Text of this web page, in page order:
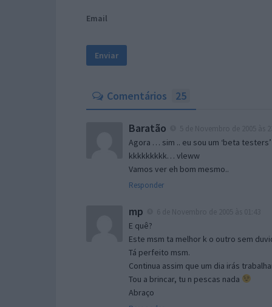
Email
Comentários 25
Baratão
Agora … sim .. eu sou um ‘beta testers’
kkkkkkkkk… vleww
Vamos ver eh bom mesmo..
Responder
mp
E quê?
Este msm ta melhor k o outro sem
Tá perfeito msm.
Continua assim que um dia irás
Tou a brincar, tu n pescas nada
Abraço